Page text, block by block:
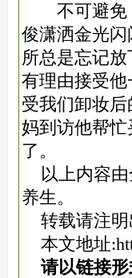
不可避免，
俊潇洒金光
所总是忘记
有理由接受
受我们卸妆
妈到访他帮
了。
以上内容由
养生。
转载请注明
本文地址:
请以链接